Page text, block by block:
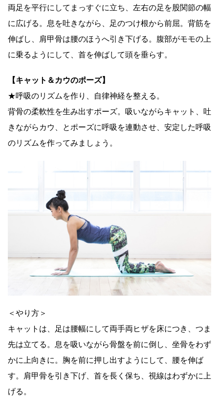
両足を平行にしてまっすぐに立ち、左右の足を股関節の幅
に広げる。息を吐きながら、足のつけ根から前屈。背筋を
伸ばし、肩甲骨は腰のほうへ引き下げる。腹部がモモの上
に乗るようにして、首を伸ばして頭を垂らす。
【キャット＆カウのポーズ】
★呼吸のリズムを作り、自律神経を整える。
背骨の柔軟性を生み出すポーズ。吸いながらキャット、吐
きながらカウ、とポーズに呼吸を連動させ、安定した呼吸
のリズムを作ってみましょう。
＜やり方＞
キャットは、足は腰幅にして両手両ヒザを床につき、つま
先は立てる。息を吸いながら骨盤を前に倒し、坐骨をわず
かに上向きに。胸を前に押し出すようにして、腰を伸ば
す。肩甲骨を引き下げ、首を長く保ち、視線はわずかに上
げる。